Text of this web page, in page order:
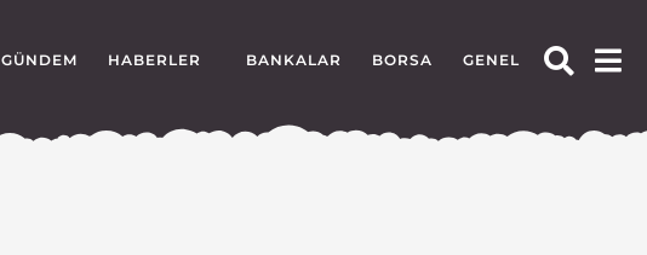
GÜNDEM HABERLER BANKALAR BORSA GENEL